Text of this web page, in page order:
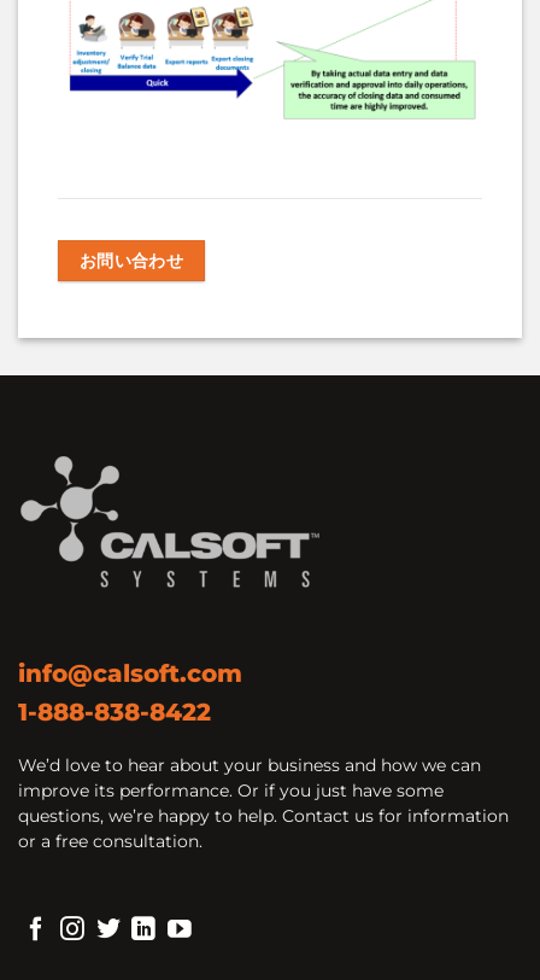
お問い合わせ
info@calsoft.com
1-888-838-8422
We’d love to hear about your business and how we can
improve its performance. Or if you just have some
questions, we’re happy to help. Contact us for information
or a free consultation.